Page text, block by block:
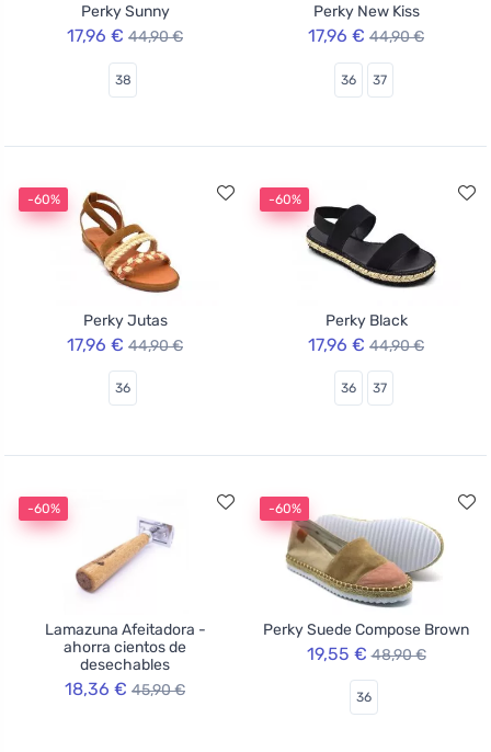
Perky Sunny
17,96 € 44,90 €
38
Perky New Kiss
17,96 € 44,90 €
36 37
-60%
Perky Jutas
17,96 € 44,90 €
36
-60%
Perky Black
17,96 € 44,90 €
36 37
-60%
Lamazuna Afeitadora -
ahorra cientos de
desechables
18,36 € 45,90 €
-60%
Perky Suede Compose Brown
19,55 € 48,90 €
36